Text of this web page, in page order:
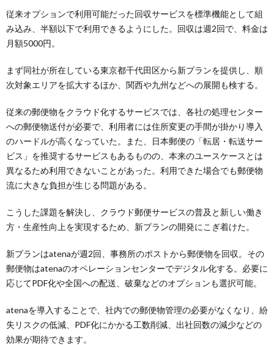
従来オプションで利用可能だった回収サービスを標準機能として組
み込み、半額以下で利用できるようにした。回収は週2回で、料金は
月額5000円。
まず同社が所在している東京都千代田区から新プランを提供し、順
次対象エリアを拡大するほか、関西や九州などへの展開も検する。
従来の郵便物をクラウド化するサービスでは、各社の処理センター
への郵便物送付が必要で、利用者には住所変更の手間が掛かり導入
のハードルが高くなっていた。また、日本郵便の「転居・転送サー
ビス」を推奨するサービスもあるものの、本来のユースケースとは
異なるため利用できないことがあった。利用できた場合でも郵便物
流に大きな負担が生じる問題がある。
こうした課題を解決し、クラウド郵便サービスの普及と新しい働き
方・生産性向上を実現するため、新プランの開発にこぎ着けた。
新プランはatenaが週2回、事務所のポストから郵便物を回収。その
郵便物はatenaのオペレーションセンターでデジタル化する。必要に
応じてPDF化や全国への配送、破棄などのオプションも選択可能。
atenaを導入することで、社内での郵便物管理の必要がなくなり、紛
失リスクの低減、PDF化にかかる工数削減、出社回数の減少などの
効果が期待できます。